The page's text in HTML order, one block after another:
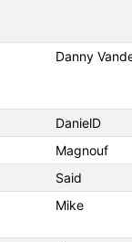
Danny
DanielD
Magnouf
Said
Mike